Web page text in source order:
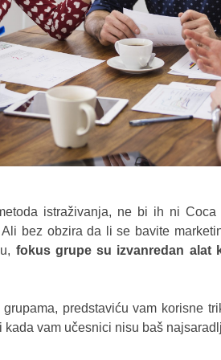
istraživanja, ne bi ih ni
bez obzira da li se bavite
fokus grupe su izvanredan alat
predstaviću vam korisne
vam učesnici nisu baš